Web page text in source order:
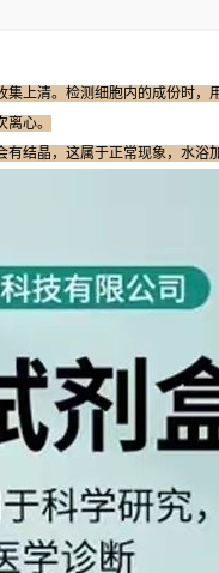
上清。检测细胞内的成份时
心。
结晶，这属于正常现象，水浴